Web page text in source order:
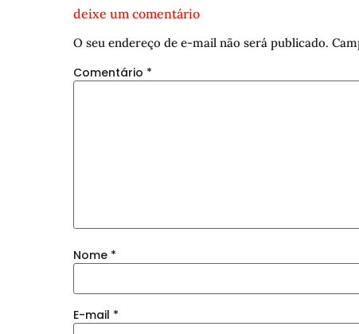
deixe um comentário
O seu endereço de e-mail não será publicado.
Comentário *
Nome *
E-mail *